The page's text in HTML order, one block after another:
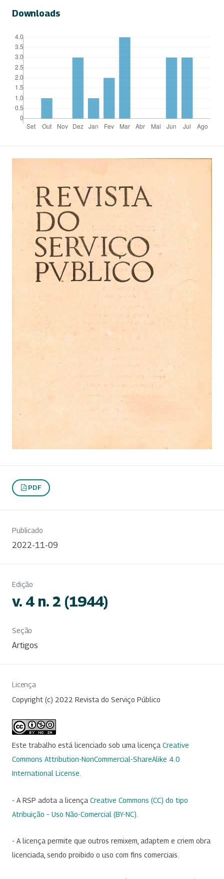
Downloads
PDF
Publicado
2022-11-09
Edição
v. 4 n. 2 (1944)
Seção
Artigos
Licença
Copyright (c) 2022 Revista do Serviço Público
Este trabalho está licenciado sob uma licença Creative
Commons Attribution-NonCommercial-ShareAlike 4.0
International License
- A RSP adota a licença Creative Commons (CC) do tipo
Atribuição – Uso Não-Comercial (BY-NC)
- A licença permite que outros remixem, adaptem e criem obra
licenciada, sendo proibido o uso com fins comerciais.